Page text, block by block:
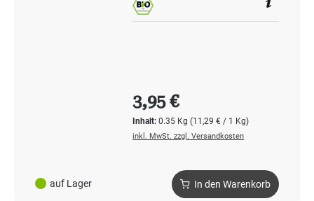
auf Lager
Inhalt:0.35 Kg(11,29 € / 1 Kg)
Regulärer Preis:
3,95 €
inkl. MwSt. zzgl. Versandkosten
In den Warenkorb